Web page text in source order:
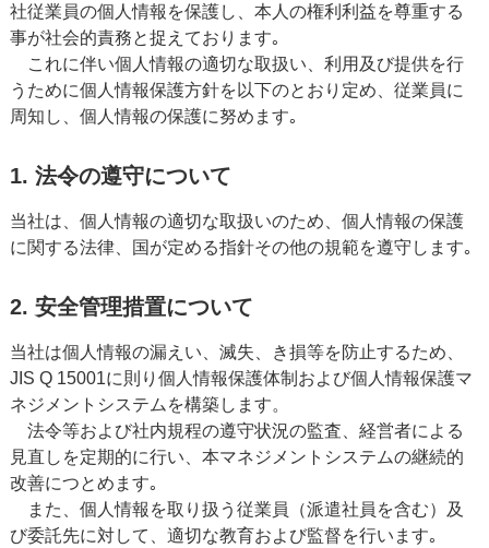
社従業員の個人情報を保護し、本人の権利利益を尊重する
事が社会的責務と捉えております｡
これに伴い個人情報の適切な取扱い、利用及び提供を行
うために個人情報保護方針を以下のとおり定め、従業員に
周知し、個人情報の保護に努めます｡
1. 法令の遵守について
当社は、個人情報の適切な取扱いのため、個人情報の保護
に関する法律、国が定める指針その他の規範を遵守します｡
2. 安全管理措置について
当社は個人情報の漏えい、滅失、き損等を防止するため、
JIS Q 15001に則り個人情報保護体制および個人情報保護マ
ネジメントシステムを構築します。
法令等および社内規程の遵守状況の監査、経営者による
見直しを定期的に行い、本マネジメントシステムの継続的
改善につとめます｡
また、個人情報を取り扱う従業員（派遣社員を含む）及
び委託先に対して、適切な教育および監督を行います｡